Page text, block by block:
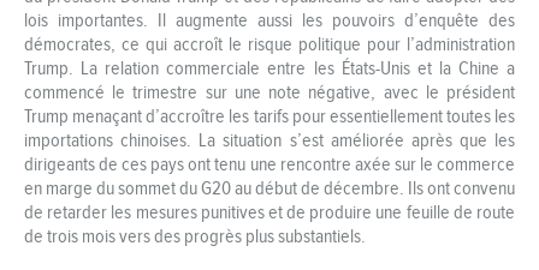
lois importantes. Il augmente aussi les pouvoirs d’enquête des
démocrates, ce qui accroît le risque politique pour l’administration
Trump. La relation commerciale entre les États-Unis et la Chine a
commencé le trimestre sur une note négative, avec le président
Trump menaçant d’accroître les tarifs pour essentiellement toutes les
importations chinoises. La situation s’est améliorée après que les
dirigeants de ces pays ont tenu une rencontre axée sur le commerce
en marge du sommet du G20 au début de décembre. Ils ont convenu
de retarder les mesures punitives et de produire une feuille de route
de trois mois vers des progrès plus substantiels.